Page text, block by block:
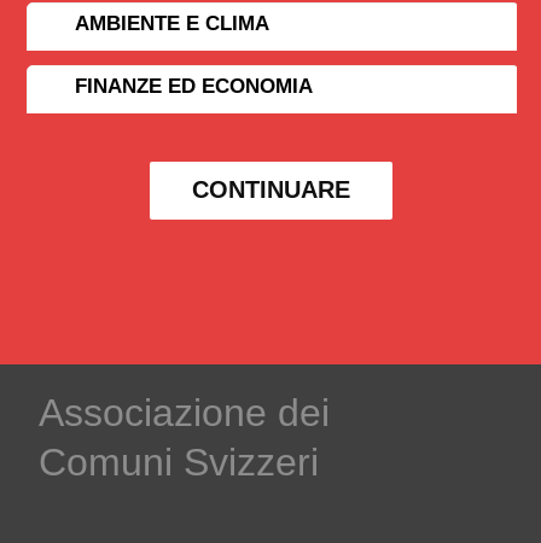
AMBIENTE E CLIMA
FINANZE ED ECONOMIA
CONTINUARE
Associazione dei
Comuni Svizzeri